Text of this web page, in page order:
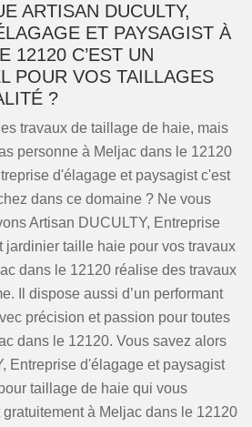
ARTISAN DUCULTY,
ET PAYSAGIST À
12120 C’EST UN
POUR VOS TAILLAGES
?
travaux de taillage de haie, mais
personne à Meljac dans le 12120
d'élagage et paysagist c'est
dans ce domaine ? Ne vous
Artisan DUCULTY, Entreprise
jardinier taille haie pour vos travaux
dans le 12120 réalise des travaux
Il dispose aussi d’un performant
précision et passion pour toutes
dans le 12120. Vous savez alors
Entreprise d'élagage et paysagist
taillage de haie qui vous
à Meljac dans le 12120